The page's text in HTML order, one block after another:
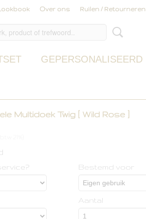
Over ons Ruilen / Retourneren
GEPERSONALISEERD
Multidoek Twig [ Wild Rose ]
Bestemd voor
Aantal